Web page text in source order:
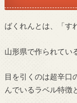
ばくれんとは、「す
山形県で作られてい
目を引くのは超辛口
んでいるラベル特徴